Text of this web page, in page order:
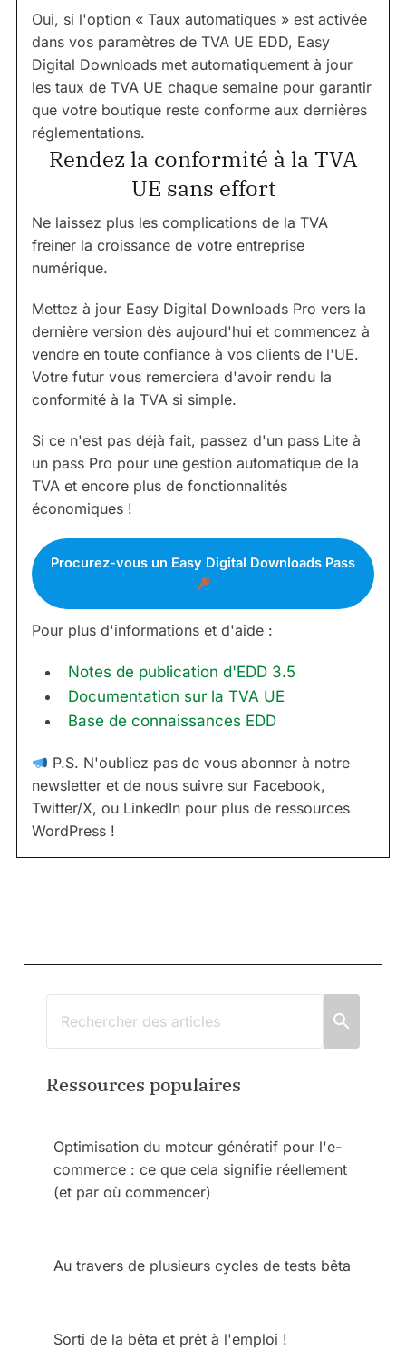
Oui, si l'option « Taux automatiques » est activée
dans vos paramètres de TVA UE EDD, Easy
Digital Downloads met automatiquement à jour
les taux de TVA UE chaque semaine pour garantir
que votre boutique reste conforme aux dernières
réglementations.
Rendez la conformité à la TVA
UE sans effort
Ne laissez plus les complications de la TVA
freiner la croissance de votre entreprise
numérique.
Mettez à jour Easy Digital Downloads Pro vers la
dernière version dès aujourd'hui et commencez à
vendre en toute confiance à vos clients de l'UE.
Votre futur vous remerciera d'avoir rendu la
conformité à la TVA si simple.
Si ce n'est pas déjà fait, passez d'un pass Lite à
un pass Pro pour une gestion automatique de la
TVA et encore plus de fonctionnalités
économiques !
Procurez-vous un Easy Digital Downloads Pass
Pour plus d'informations et d'aide :
Notes de publication d'EDD 3.5
Documentation sur la TVA UE
Base de connaissances EDD
P.S. N'oubliez pas de vous abonner à notre
newsletter et de nous suivre sur Facebook,
Twitter/X, ou LinkedIn pour plus de ressources
WordPress !
Ressources populaires
Optimisation du moteur génératif pour l'e-
commerce : ce que cela signifie réellement
(et par où commencer)
Au travers de plusieurs cycles de tests bêta
Sorti de la bêta et prêt à l'emploi !